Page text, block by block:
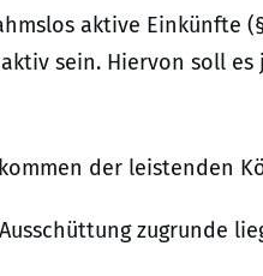
aktive Einkünfte
sein. Hiervon soll es
der leistenden
zugrunde